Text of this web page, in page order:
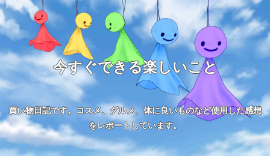
今すぐできる楽しいこと
買い物日記です。コスメ、グルメ、体に良いものなど使用した感想
をレポートしています。